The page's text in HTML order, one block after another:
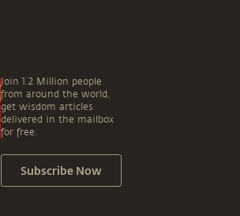
Join 1.2 Million people
from around the world,
get wisdom articles
delivered in the mailbox
for free.
Subscribe Now